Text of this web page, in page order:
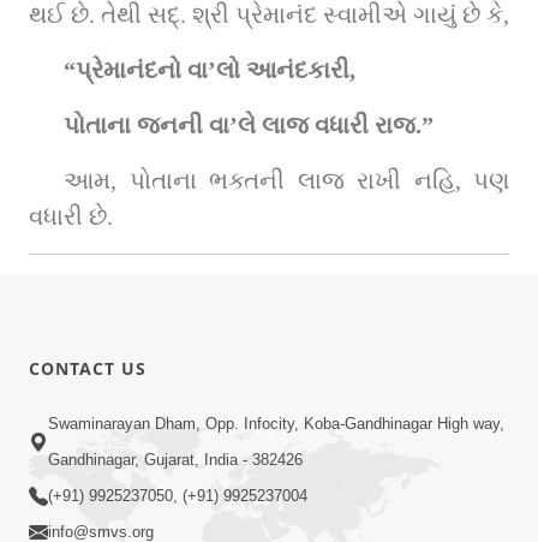
થઈ છે. તેથી સદ્‌. શ્રી પ્રેમાનંદ સ્વામીએ ગાયું છે કે,
“પ્રેમાનંદનો વા’લો આનંદકારી,
પોતાના જનની વા’લે લાજ વધારી રાજ.”
આમ, પોતાના ભક્તની લાજ રાખી નહિ, પણ
વધારી છે.
CONTACT US
Swaminarayan Dham, Opp. Infocity, Koba-Gandhinagar High way,
Gandhinagar, Gujarat, India - 382426
(+91) 9925237050, (+91) 9925237004
info@smvs.org